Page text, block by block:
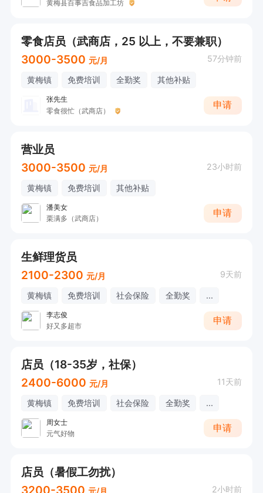
黄梅县百事吉食品加工坊
零食店员（武商店，25 以上，不要兼职）
3000-3500 元/月 57分钟前
黄梅镇 免费培训 全勤奖 其他补贴
张先生
零食很忙（武商店）
申请
营业员
3000-3500 元/月 23小时前
黄梅镇 免费培训 其他补贴
潘美女
栗满多（武商店）
申请
生鲜理货员
2100-2300 元/月 9天前
黄梅镇 免费培训 社会保险 全勤奖 ...
李志俊
好又多超市
申请
店员（18-35岁，社保）
2400-6000 元/月 11天前
黄梅镇 免费培训 社会保险 全勤奖 ...
周女士
元气好物
申请
店员（暑假工勿扰）
3200-3500 元/月 2小时前